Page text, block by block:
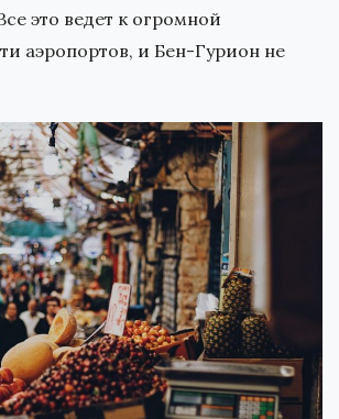
это ведет к огромной
аэропортов, и Бен-Гурион не